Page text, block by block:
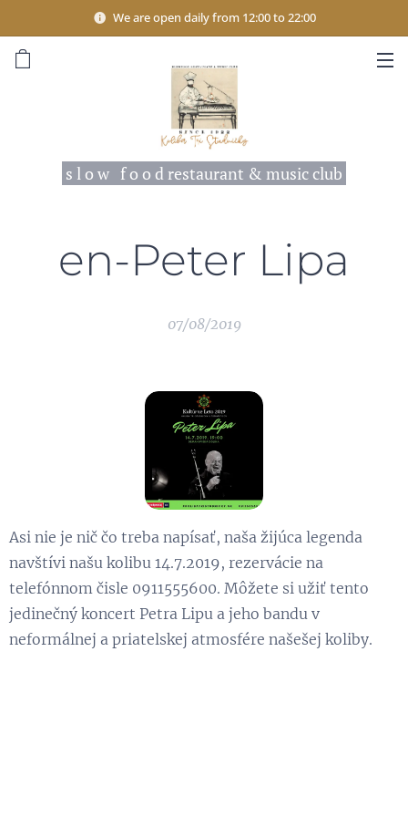
We are open daily from 12:00 to 22:00
s l o w f o o d restaurant & music club
en-Peter Lipa
07/08/2019
Asi nie je nič čo treba napísať, naša žijúca legenda
navštívi našu kolibu 14.7.2019, rezervácie na
telefónnom čisle 0911555600. Môžete si užiť tento
jedinečný koncert Petra Lipu a jeho bandu v
neformálnej a priatelskej atmosfére našešej koliby.